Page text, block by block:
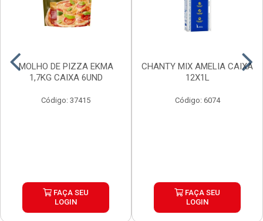
MOLHO DE PIZZA EKMA
1,7KG CAIXA 6UND
Código: 37415
FAÇA SEU
LOGIN
CHANTY MIX AMELIA CAIXA
12X1L
Código: 6074
FAÇA SEU
LOGIN